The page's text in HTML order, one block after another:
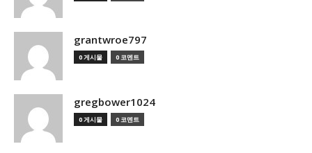
grantwroe797
0 게시물 0 코멘트
gregbower1024
0 게시물 0 코멘트